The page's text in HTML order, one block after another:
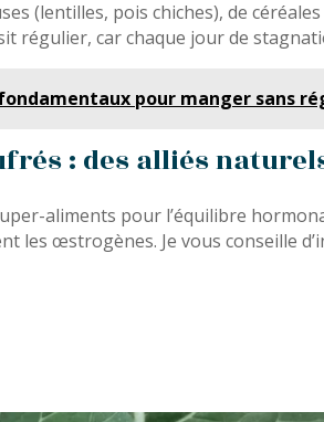
(lentilles, pois chiches), de
régulier, car chaque jour de
pour manger sans
: des alliés
aliments pour l’équilibre
les œstrogènes. Je vous conseille